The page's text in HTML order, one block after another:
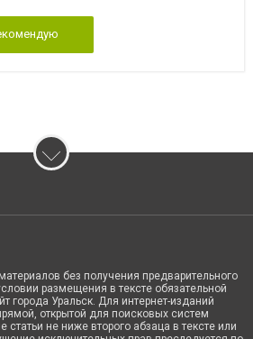
без получения предварительного
размещения в тексте обязательной
города Уральск. Для интернет-изданий
открытой для поисковых систем
статьи не ниже второго абзаца в тексте или